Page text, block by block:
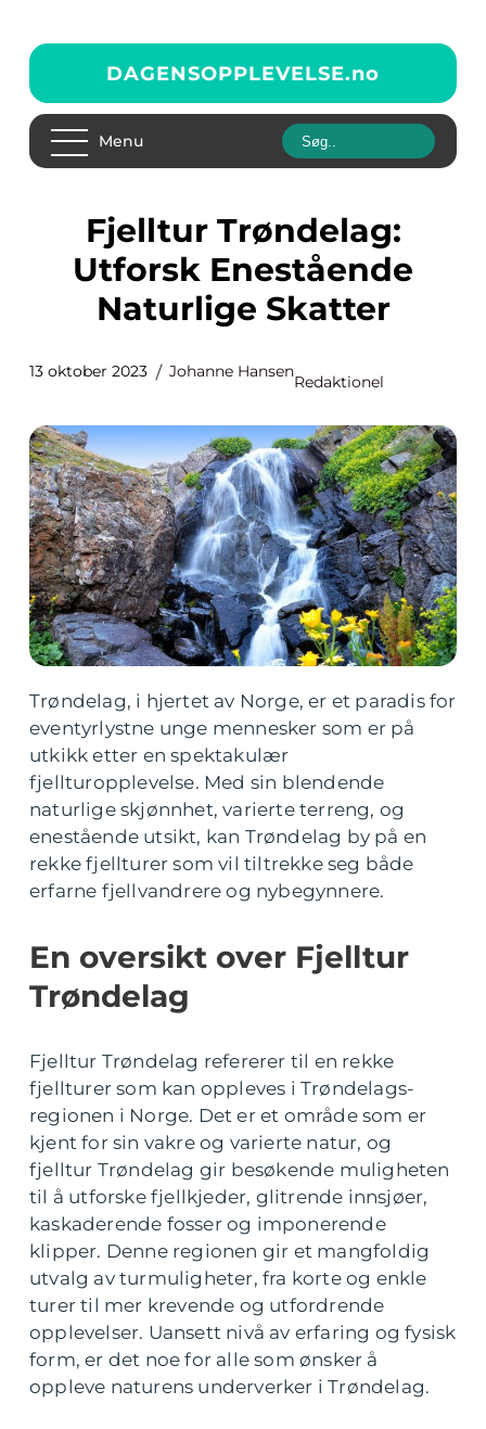
DAGENSOPPLEVELSE.no
Menu
Fjelltur Trøndelag:
Utforsk Enestående
Naturlige Skatter
13 oktober 2023 Johanne Hansen
Redaktionel
Trøndelag, i hjertet av Norge, er et paradis for
eventyrlystne unge mennesker som er på
utkikk etter en spektakulær
fjellturopplevelse. Med sin blendende
naturlige skjønnhet, varierte terreng, og
enestående utsikt, kan Trøndelag by på en
rekke fjellturer som vil tiltrekke seg både
erfarne fjellvandrere og nybegynnere.
En oversikt over Fjelltur
Trøndelag
Fjelltur Trøndelag refererer til en rekke
fjellturer som kan oppleves i Trøndelags-
regionen i Norge. Det er et område som er
kjent for sin vakre og varierte natur, og
fjelltur Trøndelag gir besøkende muligheten
til å utforske fjellkjeder, glitrende innsjøer,
kaskaderende fosser og imponerende
klipper. Denne regionen gir et mangfoldig
utvalg av turmuligheter, fra korte og enkle
turer til mer krevende og utfordrende
opplevelser. Uansett nivå av erfaring og fysisk
form, er det noe for alle som ønsker å
oppleve naturens underverker i Trøndelag.